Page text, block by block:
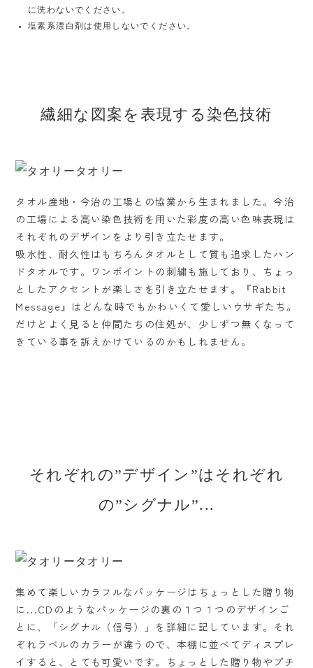
に洗わないでください。
塩素系漂白剤は使用しないでください。
繊細な図案を表現する染色技術
タオル産地・今治の工場との協業から生まれました。今治
の工場による高い染色技術を用いた彩度の高い色味表現は
それぞれのデザインをより引き立たせます。
吸水性、耐久性はもちろんタオルとして質も追求したハン
ドタオルです。ワンポイントの刺繍も施しており、ちょっ
としたアクセントが楽しさを引き立たせます。『Rabbit
Message』はどんな時でもかわいくて愛しいウサギたち。
だけどよく見ると仲間たちの住処が、少しずつ無くなって
きている事を訴えかけているのかもしれません。
それぞれの”デザイン”はそれぞれ
の”シグナル”...
集めて楽しいカラフルなパッケージはちょっとした贈り物
に...CDのようなパッケージの裏の１つ１つのデザインご
とに、「シグナル（信号）」を詳細に記しています。それ
ぞれラベルのカラーが違うので、本棚に並べてディスプレ
イすると、とても可愛いです。ちょっとした贈り物やプチ